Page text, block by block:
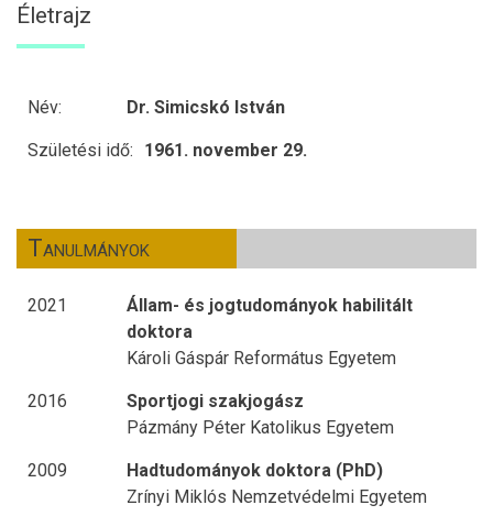
Életrajz
Név: Dr. Simicskó István
Születési idő: 1961. november 29.
Tanulmányok
2021
Állam- és jogtudományok habilitált
doktora
Károli Gáspár Református Egyetem
2016
Sportjogi szakjogász
Pázmány Péter Katolikus Egyetem
2009
Hadtudományok doktora (PhD)
Zrínyi Miklós Nemzetvédelmi Egyetem